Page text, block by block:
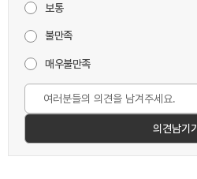
보통
불만족
매우불만족